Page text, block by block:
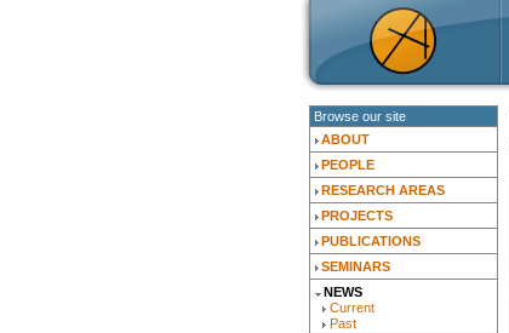
Browse our site
ABOUT
PEOPLE
RESEARCH AREAS
PROJECTS
PUBLICATIONS
SEMINARS
NEWS
Current
Past